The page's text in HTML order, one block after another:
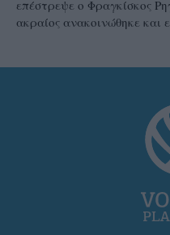
επέστρεψε ο Φραγκίσκος
ακραίος ανακοινώθηκε και